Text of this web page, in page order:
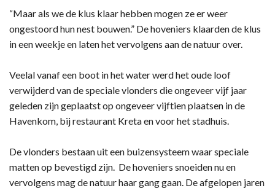
“Maar als we de klus klaar hebben mogen ze er weer
ongestoord hun nest bouwen.” De hoveniers klaarden de klus
in een weekje en laten het vervolgens aan de natuur over.
Veelal vanaf een boot in het water werd het oude loof
verwijderd van de speciale vlonders die ongeveer vijf jaar
geleden zijn geplaatst op ongeveer vijftien plaatsen in de
Havenkom, bij restaurant Kreta en voor het stadhuis.
De vlonders bestaan uit een buizensysteem waar speciale
matten op bevestigd zijn. De hoveniers snoeiden nu en
vervolgens mag de natuur haar gang gaan. De afgelopen jaren